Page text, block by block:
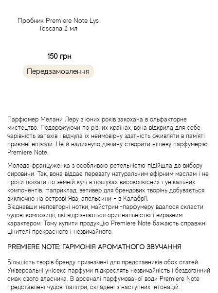
Пробник Premiere Note Lys
Toscana 2 мл
150 грн
Передзамовлення
Парфюмер Мелани Леру з юних років закохана в ольфакторне
мистецтво. Подорожуючи по різних країнах, вона відкрила для себе
чарівність запахів і відчула їх неймовірну здатність оживляти в пам'яті
приємні епізоди. Це й надихнуло дівчину створити нішеву парфумерію
Premiere Note.
Молода француженка з особливою ретельністю підійшла до вибору
сировини. Так, вона віддає перевагу натуральним ефірним маслам і не
проти поїхати по земній кулі в пошуках високоякісних і унікальних
компонентів. Наприклад, ветивер для брендових творінь добувається
виключно на острові Ява, апельсини - в Калабрії.
З'єднавши неповторні нотки, майстрині-парфумеру вдалося скласти
чудові композиції, які відрізняються оригінальністю і виразним
характером. Тому купити продукцію Premiere Note бажають справжні
цінителі прекрасного і незвичайного.
PREMIERE NOTE: ГАРМОНІЯ АРОМАТНОГО ЗВУЧАННЯ
Більшість творів бренду призначені для представників обох статей.
Універсальні унісекс парфуми підкреслять незвичайність і бездоганний
смак свого власника. В арсеналі парфумованої води Premiere Note
представлені чудові палітри, складені з наступних інтонацій:
Acqua di Parma
Acqua di Sardegna
Adidas
Aerin Lauder
Affinessence
Afnan
Agatha Ruiz de la Prada
Agent Provocateur
Agonist
Aigner